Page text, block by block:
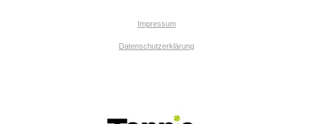
Impressum
Datenschutzerklärung